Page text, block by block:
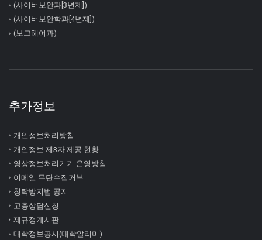
(사이버보안과[3년제])
(사이버보안학과[4년제])
(보그헤어과)
추가정보
개인정보처리방침
개인정보 제3자 제공 현황
영상정보처리기기 운영방침
이메일 무단수집거부
청탁방지법 공지
고충상담신청
제규정게시판
대학정보공시(대학알리미)